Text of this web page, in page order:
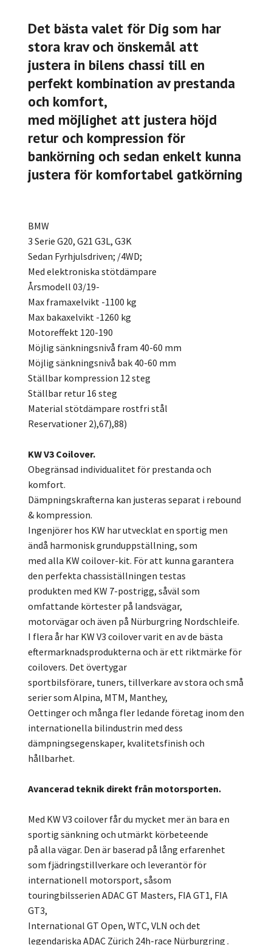
Det bästa valet för Dig som har
stora krav och önskemål att
justera in bilens chassi till en
perfekt kombination av prestanda
och komfort,
med möjlighet att justera höjd
retur och kompression för
bankörning och sedan enkelt kunna
justera för komfortabel gatkörning
BMW
3 Serie G20, G21 G3L, G3K
Sedan Fyrhjulsdriven; /4WD;
Med elektroniska stötdämpare
Årsmodell 03/19-
Max framaxelvikt -1100 kg
Max bakaxelvikt -1260 kg
Motoreffekt 120-190
Möjlig sänkningsnivå fram 40-60 mm
Möjlig sänkningsnivå bak 40-60 mm
Ställbar kompression 12 steg
Ställbar retur 16 steg
Material stötdämpare rostfri stål
Reservationer 2),67),88)
KW V3 Coilover.
Obegränsad individualitet för prestanda och
komfort.
Dämpningskrafterna kan justeras separat i rebound
& kompression.
Ingenjörer hos KW har utvecklat en sportig men
ändå harmonisk grunduppställning, som
med alla KW coilover-kit. För att kunna garantera
den perfekta chassiställningen testas
produkten med KW 7-postrigg, såväl som
omfattande körtester på landsvägar,
motorvägar och även på Nürburgring Nordschleife.
I flera år har KW V3 coilover varit en av de bästa
eftermarknadsprodukterna och är ett riktmärke för
coilovers. Det övertygar
sportbilsförare, tuners, tillverkare av stora och små
serier som Alpina, MTM, Manthey,
Oettinger och många fler ledande företag inom den
internationella bilindustrin med dess
dämpningsegenskaper, kvalitetsfinish och
hållbarhet.
Avancerad teknik direkt från motorsporten.
Med KW V3 coilover får du mycket mer än bara en
sportig sänkning och utmärkt körbeteende
på alla vägar. Den är baserad på lång erfarenhet
som fjädringstillverkare och leverantör för
internationell motorsport, såsom
touringbilsserien ADAC GT Masters, FIA GT1, FIA
GT3,
International GT Open, WTC, VLN och det
legendariska ADAC Zürich 24h-race Nürburgring .